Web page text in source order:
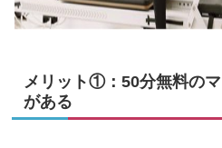
メリット①：50分無料の
がある